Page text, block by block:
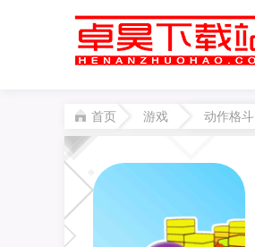
首页 游戏 动作格斗